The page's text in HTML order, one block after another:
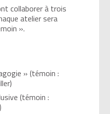
collaborer à trois
atelier sera
».
» (témoin :
(témoin :